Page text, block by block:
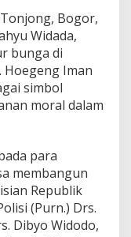
Bogor,
Widada,
bunga di
Hoegeng Iman
simbol
moral dalam
para
membangun
Republik
(Purn.) Drs.
Dibyo Widodo,